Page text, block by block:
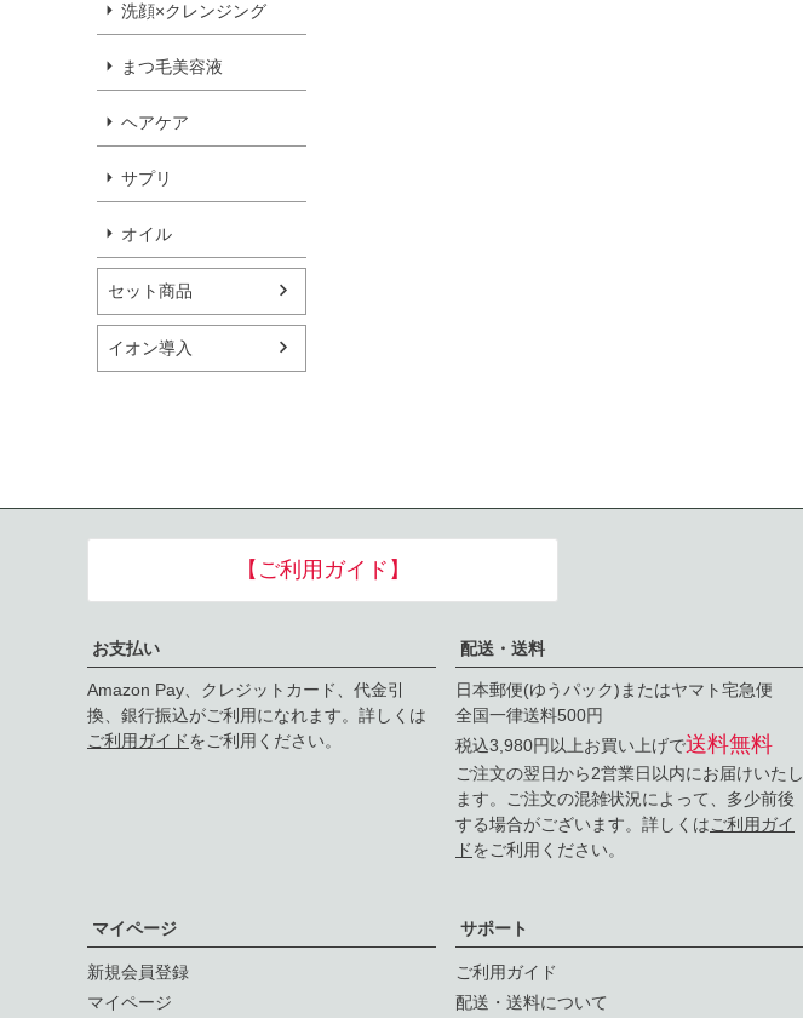
洗顔×クレンジング
まつ毛美容液
ヘアケア
サプリ
オイル
セット商品
イオン導入
【ご利用ガイド】
お支払い
Amazon Pay、クレジットカード、代金引
換、銀行振込がご利用になれます。詳しくは
ご利用ガイドをご利用ください。
配送・送料
日本郵便(ゆうパック)またはヤマト宅急便
全国一律送料500円
税込3,980円以上お買い上げで送料無料
ご注文の翌日から2営業日以内にお届けいたし
ます。ご注文の混雑状況によって、多少前後
する場合がございます。詳しくはご利用ガイ
ドをご利用ください。
マイページ
新規会員登録
マイページ
サポート
ご利用ガイド
配送・送料について